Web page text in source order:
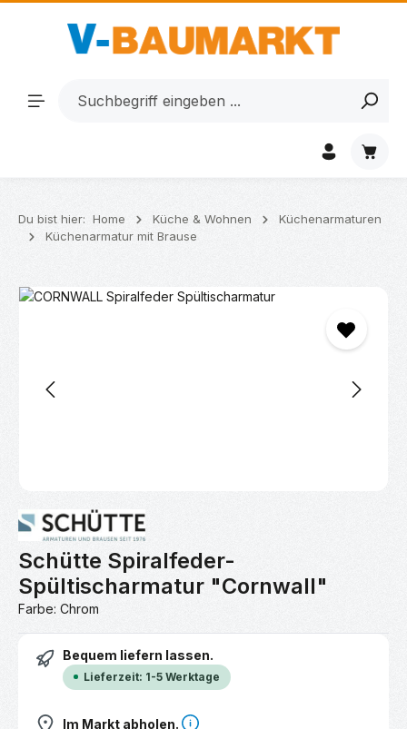
Zum Hauptinhalt springen
Du bist hier: Home Küche & Wohnen
Küchenarmaturen
Küchenarmatur mit Brause
Bildergalerie überspringen
Schütte Spiralfeder-
Spültischarmatur "Cornwall"
Farbe: Chrom
Bequem liefern lassen.
Lieferzeit: 1-5 Werktage
Im Markt abholen.